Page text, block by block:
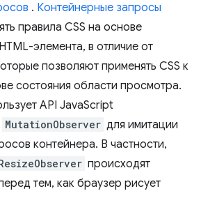
. Контейнерные запросы
правила CSS на основе
элемента, в отличие от
позволяют применять CSS к
состояния области просмотра.
API JavaScript
MutationObserver для имитации
контейнера. В частности,
происходят
тем, как браузер рисует